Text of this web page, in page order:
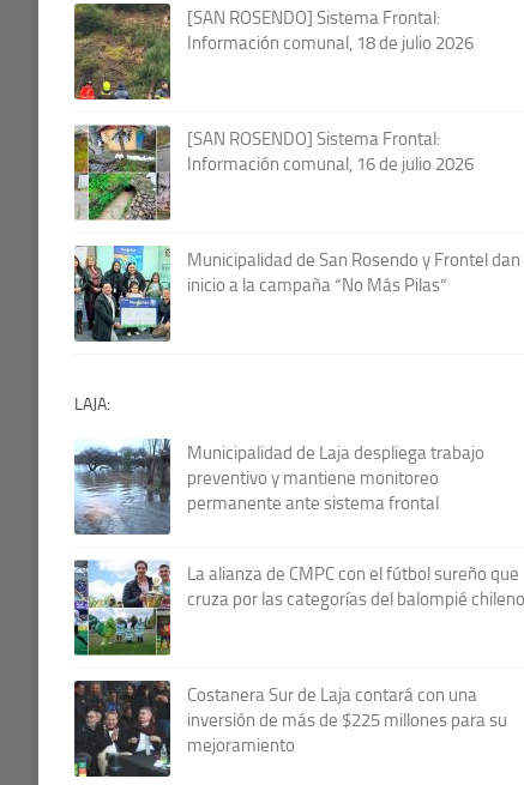
[SAN ROSENDO] Sistema Frontal:
Información comunal, 18 de julio 2026
[SAN ROSENDO] Sistema Frontal:
Información comunal, 16 de julio 2026
Municipalidad de San Rosendo y Frontel dan
inicio a la campaña “No Más Pilas”
LAJA:
Municipalidad de Laja despliega trabajo
preventivo y mantiene monitoreo
permanente ante sistema frontal
La alianza de CMPC con el fútbol sureño que
cruza por las categorías del balompié chileno
Costanera Sur de Laja contará con una
inversión de más de $225 millones para su
mejoramiento